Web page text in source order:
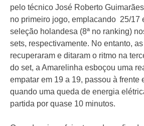
pelo técnico José Roberto
no primeiro jogo, emplacando 25/17
seleção holandesa (8ª no ranking)
sets, respectivamente. No entanto,
recuperaram e ditaram o ritmo na
do set, a Amarelinha esboçou uma
empatar em 19 a 19, passou à frente
quando uma queda de energia
partida por quase 10 minutos.